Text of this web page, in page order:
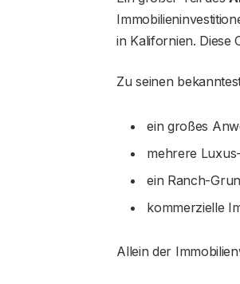
in Kalifornien. Diese
Zu seinen
ein großes
mehrere
ein Ranch-
kommerzielle
Allein der